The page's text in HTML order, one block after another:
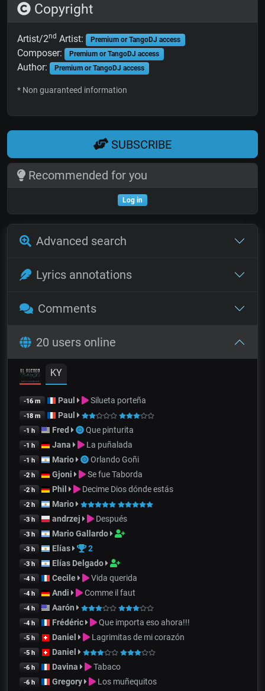
Copyright
Artist/2nd Artist: Premium or TangoDJ access
Composer: Premium or TangoDJ access
Author: Premium or TangoDJ access
* Non guaranteed information
SUBSCRIBE
Recommended for you
Log in
Advanced search
Lyrics annotations
Comments
20 users online
KY
-16 m Paul Silueta porteña
-18 m Paul
-1 h Fred Que pinturita
-1 h Jana La puñalada
-1 h Mario Orlando Goñi
-2 h Gjoni Se fue Taborda
-2 h Phil Decime Dios dónde estás
-2 h Mario
-3 h andrzej Después
-3 h Mario Gallardo
-3 h Elías 2
-3 h Elías Delgado
-4 h Cecile Vida querida
-4 h Andi Comme il faut
-4 h Aarón
-4 h Frédéric Que importa eso ahora!!!
-5 h Daniel Lagrimitas de mi corazón
-5 h Daniel
-6 h Davina Tabaco
-6 h Gregory Los muñequitos